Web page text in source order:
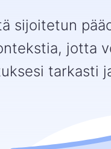
sijoitetun
jotta
tarkasti